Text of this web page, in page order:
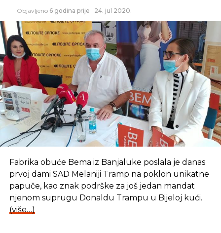
Objavljeno 6 godina prije 24. jul 2020.
Fabrika obuće Bema iz Banjaluke poslala je danas
prvoj dami SAD Melaniji Tramp na poklon unikatne
papuče, kao znak podrške za još jedan mandat
njenom suprugu Donaldu Trampu u Bijeloj kući.
(više…)